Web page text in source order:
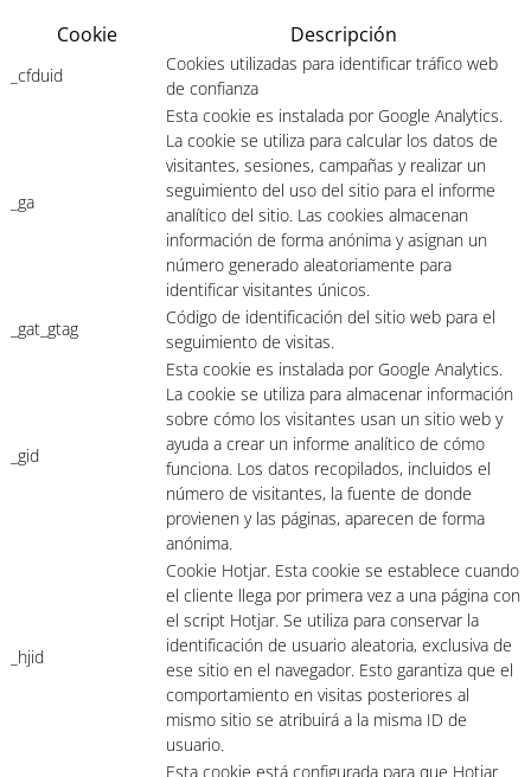
Cookie
Descripción
_cfduid
Cookies utilizadas para identificar tráfico web
de confianza
_ga
Esta cookie es instalada por Google Analytics.
La cookie se utiliza para calcular los datos de
visitantes, sesiones, campañas y realizar un
seguimiento del uso del sitio para el informe
analítico del sitio. Las cookies almacenan
información de forma anónima y asignan un
número generado aleatoriamente para
identificar visitantes únicos.
_gat_gtag
Código de identificación del sitio web para el
seguimiento de visitas.
_gid
Esta cookie es instalada por Google Analytics.
La cookie se utiliza para almacenar información
sobre cómo los visitantes usan un sitio web y
ayuda a crear un informe analítico de cómo
funciona. Los datos recopilados, incluidos el
número de visitantes, la fuente de donde
provienen y las páginas, aparecen de forma
anónima.
_hjid
Cookie Hotjar. Esta cookie se establece cuando
el cliente llega por primera vez a una página con
el script Hotjar. Se utiliza para conservar la
identificación de usuario aleatoria, exclusiva de
ese sitio en el navegador. Esto garantiza que el
comportamiento en visitas posteriores al
mismo sitio se atribuirá a la misma ID de
usuario.
Esta cookie está configurada para que Hotjar